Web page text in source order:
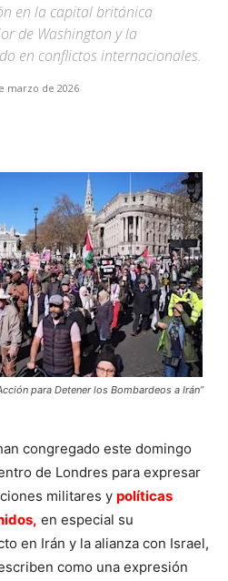
en la capital británica
de Washington y la
en conflictos internacionales.
marzo de 2026
para Detener los Bombardeos a Irán”
congregado este domingo
de Londres para expresar
militares y políticas
en especial su
en Irán y la alianza con Israel,
como una expresión